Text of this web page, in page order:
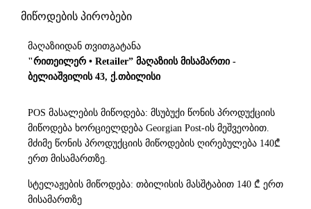
მიწოდების პირობები
მაღაზიიდან თვითგატანა
"რითეილერ • Retailer” მაღაზიის მისამართი -
ბელიაშვილის 43, ქ.თბილისი
POS მასალების მიწოდება: მსუბუქი წონის პროდუქციის
მიწოდება ხორციელდება Georgian Post-ის მეშვეობით.
მძიმე წონის პროდუქციის მიწოდების ღირებულება 140₾
ერთ მისამართზე.
სტელაჟების მიწოდება: თბილისის მასშტაბით 140 ₾ ერთ
მისამართზე